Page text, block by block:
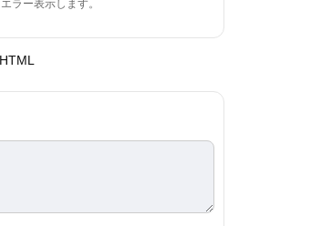
ラー表示します。